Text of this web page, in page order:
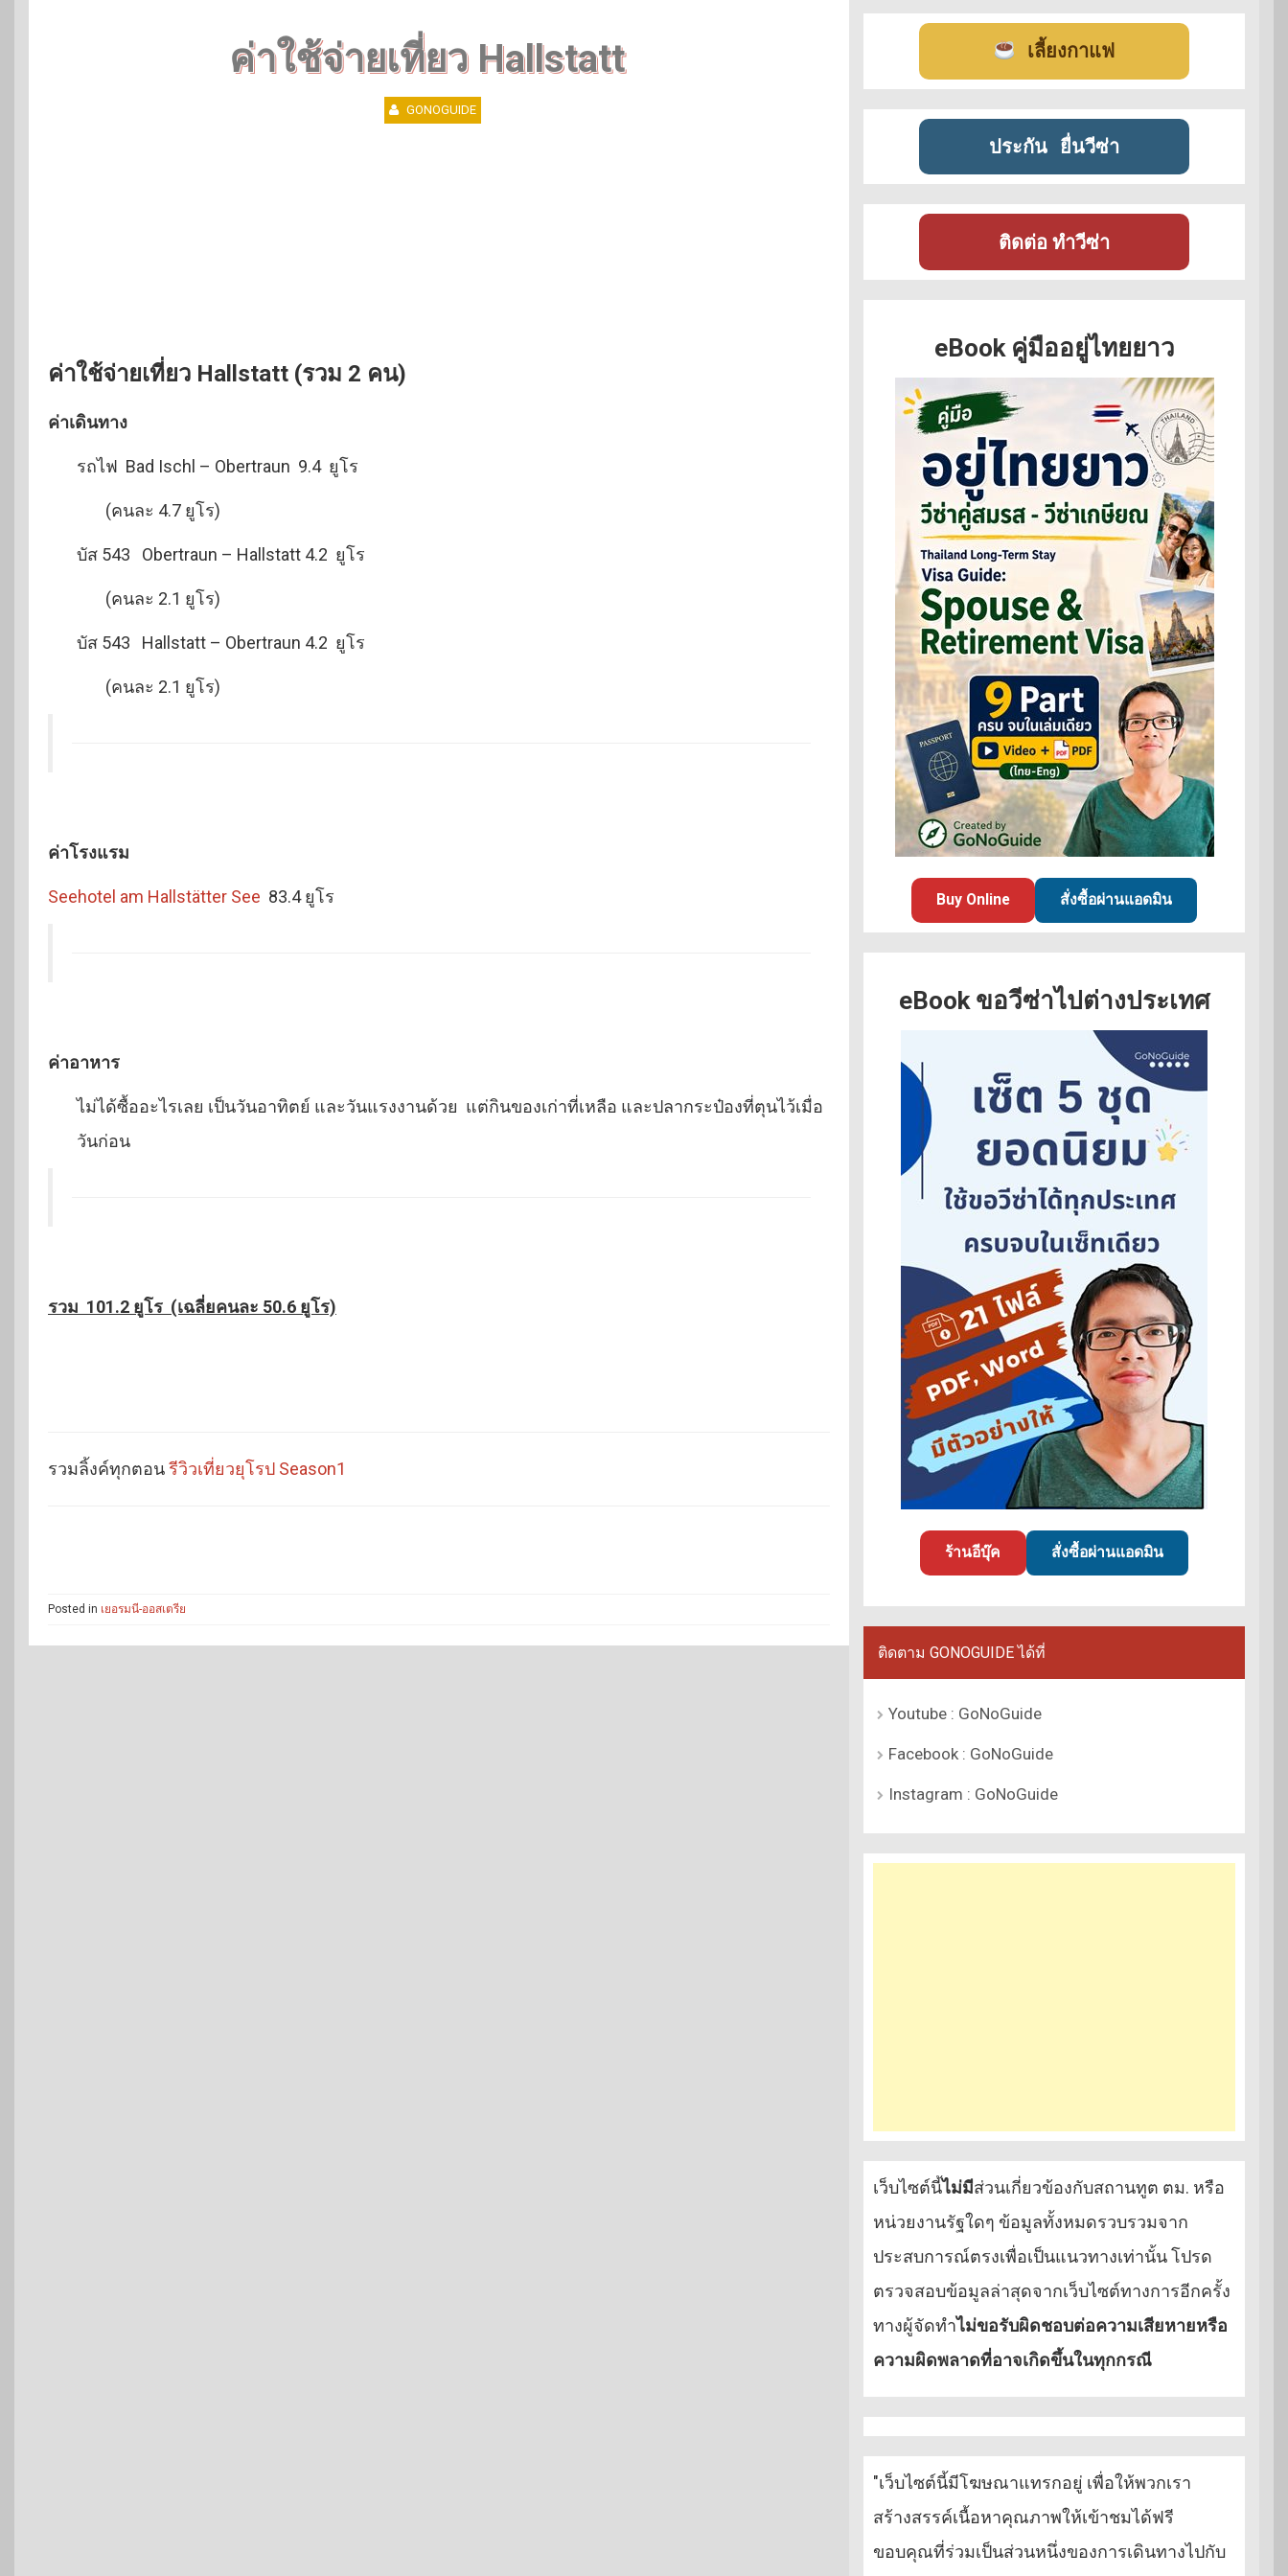
ค่าใช้จ่ายเที่ยว Hallstatt
GONOGUIDE
ค่าใช้จ่ายเที่ยว Hallstatt (รวม 2 คน)
ค่าเดินทาง
รถไฟ Bad Ischl – Obertraun 9.4 ยูโร
(คนละ 4.7 ยูโร)
บัส 543 Obertraun – Hallstatt 4.2 ยูโร
(คนละ 2.1 ยูโร)
บัส 543 Hallstatt – Obertraun 4.2 ยูโร
(คนละ 2.1 ยูโร)
ค่าโรงแรม
Seehotel am Hallstätter See 83.4 ยูโร
ค่าอาหาร
ไม่ได้ซื้ออะไรเลย เป็นวันอาทิตย์ และวันแรงงานด้วย แต่กินของเก่าที่เหลือ และปลากระป๋องที่ตุนไว้เมื่อ
วันก่อน
รวม 101.2 ยูโร (เฉลี่ยคนละ 50.6 ยูโร)
รวมลิ้งค์ทุกตอนรีวิวเที่ยวยุโรป Season1
Posted in เยอรมนี-ออสเตรีย
เลี้ยงกาแฟ
ประกัน ยื่นวีซ่า
ติดต่อ ทำวีซ่า
eBook คู่มืออยู่ไทยยาว
Buy Online สั่งซื้อผ่านแอดมิน
eBook ขอวีซ่าไปต่างประเทศ
ร้านอีบุ๊ค สั่งซื้อผ่านแอดมิน
ติดตาม GONOGUIDE ได้ที่
Youtube : GoNoGuide
Facebook : GoNoGuide
Instagram : GoNoGuide
เว็บไซต์นี้ไม่มีส่วนเกี่ยวข้องกับสถานทูต ตม. หรือ
หน่วยงานรัฐใดๆ ข้อมูลทั้งหมดรวบรวมจาก
ประสบการณ์ตรงเพื่อเป็นแนวทางเท่านั้น โปรด
ตรวจสอบข้อมูลล่าสุดจากเว็บไซต์ทางการอีกครั้ง
ทางผู้จัดทำไม่ขอรับผิดชอบต่อความเสียหายหรือ
ความผิดพลาดที่อาจเกิดขึ้นในทุกกรณี
"เว็บไซต์นี้มีโฆษณาแทรกอยู่ เพื่อให้พวกเรา
สร้างสรรค์เนื้อหาคุณภาพให้เข้าชมได้ฟรี
ขอบคุณที่ร่วมเป็นส่วนหนึ่งของการเดินทางไปกับ